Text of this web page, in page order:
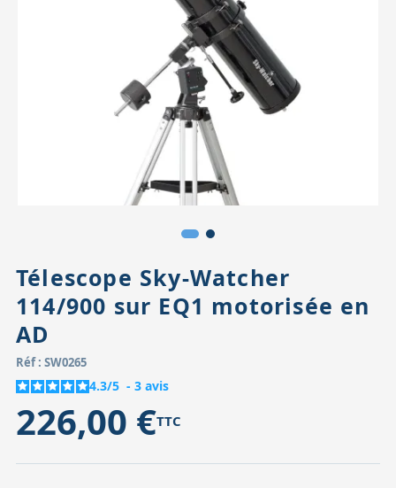
Accessoires pour montures
Télescope Sky-Watcher
114/900 sur EQ1 motorisée en
AD
Réf : SW0265
4.3/5 - 3 avis
226,00 €TTC